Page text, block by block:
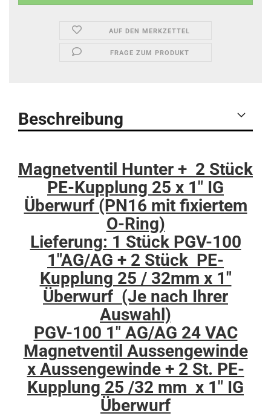
AUF DEN MERKZETTEL
FRAGE ZUM PRODUKT
Beschreibung
Magnetventil Hunter + 2 Stück
PE-Kupplung 25 x 1" IG
Überwurf (PN16 mit fixiertem
O-Ring)
Lieferung: 1 Stück PGV-100
1"AG/AG + 2 Stück PE-
Kupplung 25 / 32mm x 1"
Überwurf (Je nach Ihrer
Auswahl)
PGV-100 1" AG/AG 24 VAC
Magnetventil Aussengewinde
x Aussengewinde + 2 St. PE-
Kupplung 25 /32 mm x 1" IG
Überwurf